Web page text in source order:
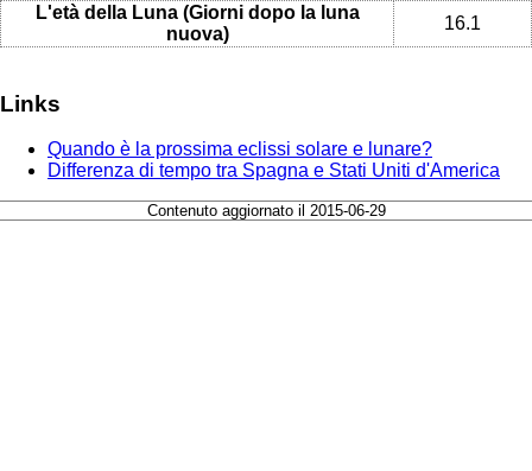
L'età della Luna (Giorni dopo la luna
nuova)
16.1
Links
Quando è la prossima eclissi solare e lunare?
Differenza di tempo tra Spagna e Stati Uniti d'America
Contenuto aggiornato il 2015-06-29